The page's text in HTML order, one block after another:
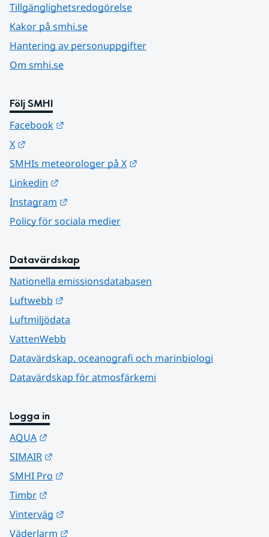
Tillgänglighetsredogörelse
Kakor på smhi.se
Hantering av personuppgifter
Om smhi.se
Följ SMHI
Facebook
X
SMHIs meteorologer på X
Linkedin
Instagram
Policy för sociala medier
Datavärdskap
Nationella emissionsdatabasen
Luftwebb
Luftmiljödata
VattenWebb
Datavärdskap, oceanografi och marinbiologi
Datavärdskap för atmosfärkemi
Logga in
AQUA
SIMAIR
SMHI Pro
Timbr
Vinterväg
Väderlarm